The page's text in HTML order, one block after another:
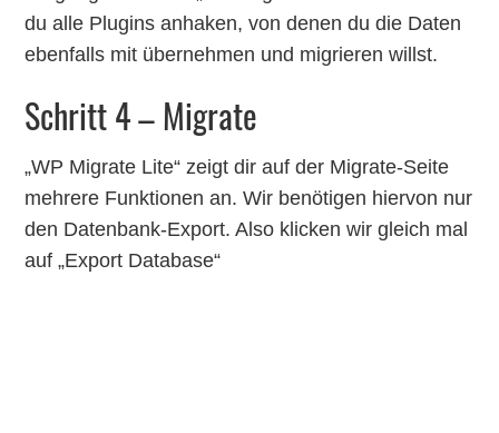
du alle Plugins anhaken, von denen du die Daten
ebenfalls mit übernehmen und migrieren willst.
Schritt 4 – Migrate
„WP Migrate Lite“ zeigt dir auf der Migrate-Seite
mehrere Funktionen an. Wir benötigen hiervon nur
den Datenbank-Export. Also klicken wir gleich mal
auf „Export Database“